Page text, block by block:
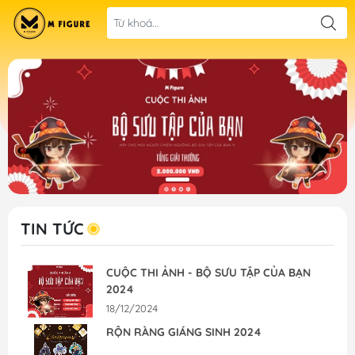
TIN TỨC
CUỘC THI ẢNH - BỘ SƯU TẬP CỦA BẠN
2024
18/12/2024
RỘN RÀNG GIÁNG SINH 2024